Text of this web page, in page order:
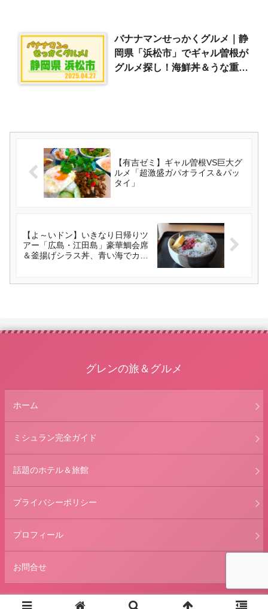
バナナマンせっかくグルメ｜静
岡県「浜松市」でギャル曽根が
グルメ探し！海鮮丼＆うな重
【有吉ゼミ】ギャル曽根VS巨大グ
ルメ「超激盛ガパオライス＆パッ
タイ」
【よ～いドン】いきなり日帰りツ
アー「広島・江田島」豪華鯛会席
＆釜揚げシラス丼、青い海でカヌ
グレンの旅＆グルメ
ホーム
ミシュラン完全ガイド
話題のホテル＆旅館
プライバシーポリシー
プロフィール
お問合せ